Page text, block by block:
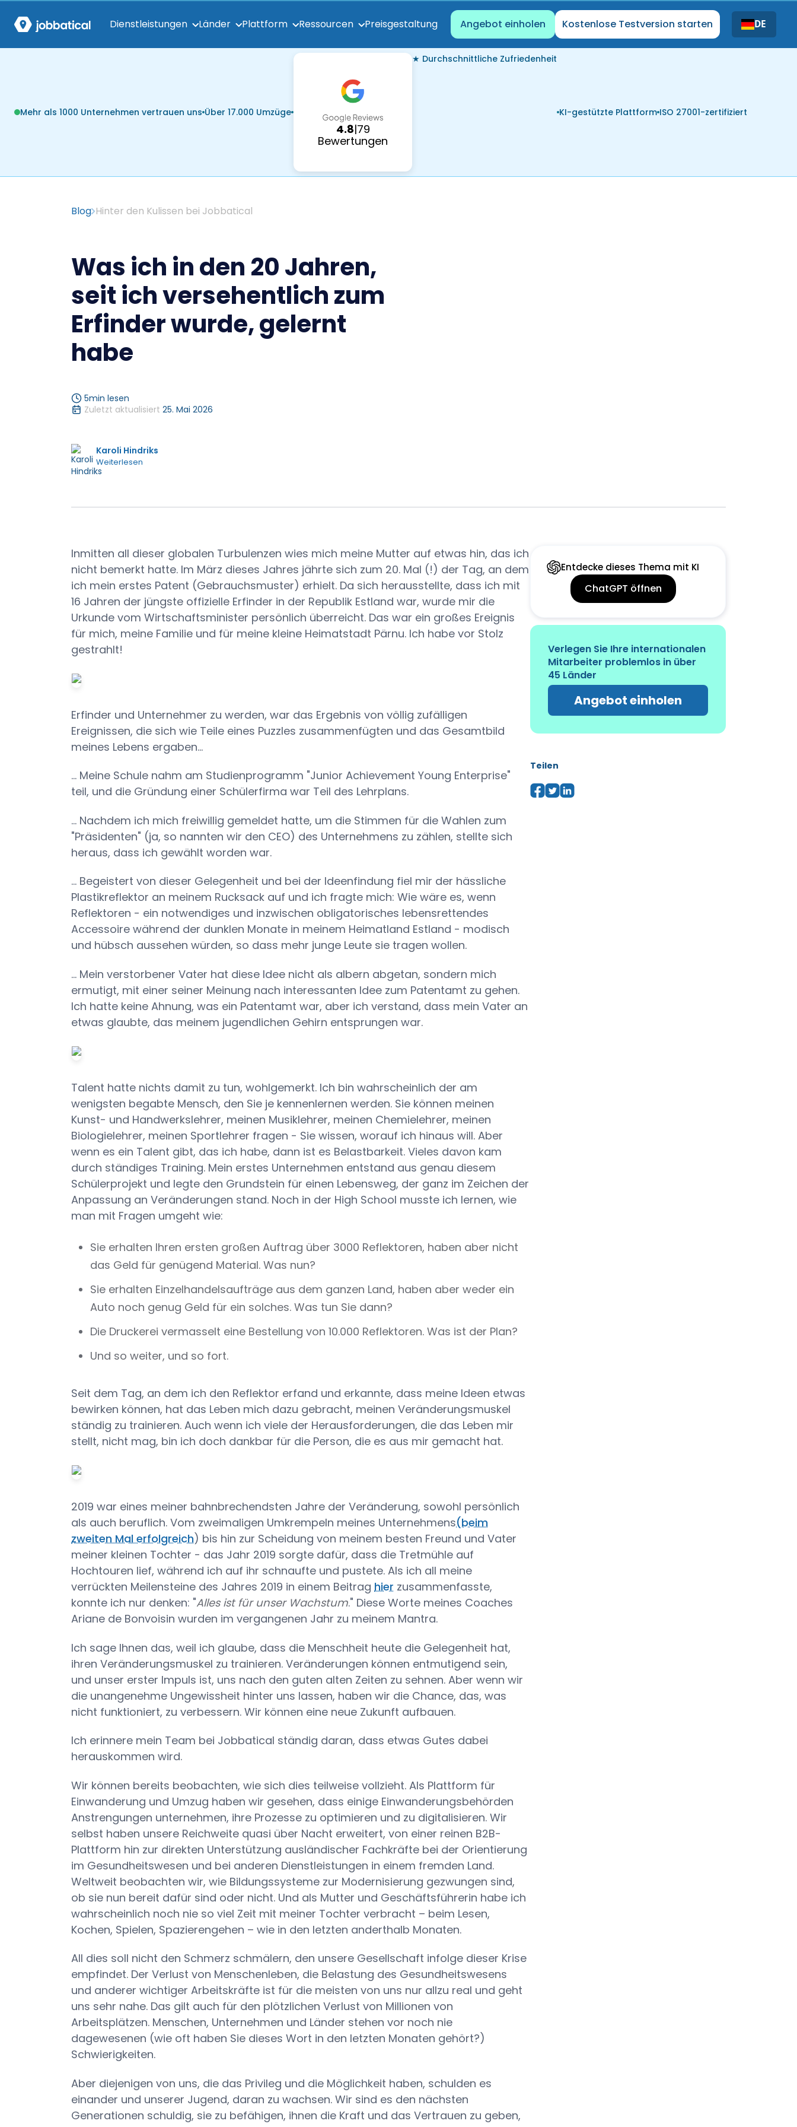
Dienstleistungen Länder Plattform Ressourcen Preisgestaltung Angebot einholen Kostenlose Testversion starten DE
Mehr als 1000 Unternehmen vertrauen uns Über 17.000 Umzüge
4.8|79
Bewertungen
★ Durchschnittliche Zufriedenheit
KI-gestützte Plattform ISO 27001-zertifiziert
Blog Hinter den Kulissen bei Jobbatical
Was ich in den 20 Jahren,
seit ich versehentlich zum
Erfinder wurde, gelernt
habe
5min lesen
Zuletzt aktualisiert 25. Mai 2026
Karoli Hindriks
Weiterlesen
Inmitten all dieser globalen Turbulenzen wies mich meine Mutter auf etwas hin, das ich
nicht bemerkt hatte. Im März dieses Jahres jährte sich zum 20. Mal (!) der Tag, an dem
ich mein erstes Patent (Gebrauchsmuster) erhielt. Da sich herausstellte, dass ich mit
16 Jahren der jüngste offizielle Erfinder in der Republik Estland war, wurde mir die
Urkunde vom Wirtschaftsminister persönlich überreicht. Das war ein großes Ereignis
für mich, meine Familie und für meine kleine Heimatstadt Pärnu. Ich habe vor Stolz
gestrahlt!
Erfinder und Unternehmer zu werden, war das Ergebnis von völlig zufälligen
Ereignissen, die sich wie Teile eines Puzzles zusammenfügten und das Gesamtbild
meines Lebens ergaben...
... Meine Schule nahm am Studienprogramm "Junior Achievement Young Enterprise"
teil, und die Gründung einer Schülerfirma war Teil des Lehrplans.
... Nachdem ich mich freiwillig gemeldet hatte, um die Stimmen für die Wahlen zum
"Präsidenten" (ja, so nannten wir den CEO) des Unternehmens zu zählen, stellte sich
heraus, dass ich gewählt worden war.
... Begeistert von dieser Gelegenheit und bei der Ideenfindung fiel mir der hässliche
Plastikreflektor an meinem Rucksack auf und ich fragte mich: Wie wäre es, wenn
Reflektoren - ein notwendiges und inzwischen obligatorisches lebensrettendes
Accessoire während der dunklen Monate in meinem Heimatland Estland - modisch
und hübsch aussehen würden, so dass mehr junge Leute sie tragen wollen.
... Mein verstorbener Vater hat diese Idee nicht als albern abgetan, sondern mich
ermutigt, mit einer seiner Meinung nach interessanten Idee zum Patentamt zu gehen.
Ich hatte keine Ahnung, was ein Patentamt war, aber ich verstand, dass mein Vater an
etwas glaubte, das meinem jugendlichen Gehirn entsprungen war.
Talent hatte nichts damit zu tun, wohlgemerkt. Ich bin wahrscheinlich der am
wenigsten begabte Mensch, den Sie je kennenlernen werden. Sie können meinen
Kunst- und Handwerkslehrer, meinen Musiklehrer, meinen Chemielehrer, meinen
Biologielehrer, meinen Sportlehrer fragen - Sie wissen, worauf ich hinaus will. Aber
wenn es ein Talent gibt, das ich habe, dann ist es Belastbarkeit. Vieles davon kam
durch ständiges Training. Mein erstes Unternehmen entstand aus genau diesem
Schülerprojekt und legte den Grundstein für einen Lebensweg, der ganz im Zeichen der
Anpassung an Veränderungen stand. Noch in der High School musste ich lernen, wie
man mit Fragen umgeht wie:
Sie erhalten Ihren ersten großen Auftrag über 3000 Reflektoren, haben aber nicht
das Geld für genügend Material. Was nun?
Sie erhalten Einzelhandelsaufträge aus dem ganzen Land, haben aber weder ein
Auto noch genug Geld für ein solches. Was tun Sie dann?
Die Druckerei vermasselt eine Bestellung von 10.000 Reflektoren. Was ist der Plan?
Und so weiter, und so fort.
Seit dem Tag, an dem ich den Reflektor erfand und erkannte, dass meine Ideen etwas
bewirken können, hat das Leben mich dazu gebracht, meinen Veränderungsmuskel
ständig zu trainieren. Auch wenn ich viele der Herausforderungen, die das Leben mir
stellt, nicht mag, bin ich doch dankbar für die Person, die es aus mir gemacht hat.
2019 war eines meiner bahnbrechendsten Jahre der Veränderung, sowohl persönlich
als auch beruflich. Vom zweimaligen Umkrempeln meines Unternehmens(beim
zweiten Mal erfolgreich) bis hin zur Scheidung von meinem besten Freund und Vater
meiner kleinen Tochter - das Jahr 2019 sorgte dafür, dass die Tretmühle auf
Hochtouren lief, während ich auf ihr schnaufte und pustete. Als ich all meine
verrückten Meilensteine des Jahres 2019 in einem Beitrag hier zusammenfasste,
konnte ich nur denken: "Alles ist für unser Wachstum." Diese Worte meines Coaches
Ariane de Bonvoisin wurden im vergangenen Jahr zu meinem Mantra.
Ich sage Ihnen das, weil ich glaube, dass die Menschheit heute die Gelegenheit hat,
ihren Veränderungsmuskel zu trainieren. Veränderungen können entmutigend sein,
und unser erster Impuls ist, uns nach den guten alten Zeiten zu sehnen. Aber wenn wir
die unangenehme Ungewissheit hinter uns lassen, haben wir die Chance, das, was
nicht funktioniert, zu verbessern. Wir können eine neue Zukunft aufbauen.
Ich erinnere mein Team bei Jobbatical ständig daran, dass etwas Gutes dabei
herauskommen wird.
Wir können bereits beobachten, wie sich dies teilweise vollzieht. Als Plattform für
Einwanderung und Umzug haben wir gesehen, dass einige Einwanderungsbehörden
Anstrengungen unternehmen, ihre Prozesse zu optimieren und zu digitalisieren. Wir
selbst haben unsere Reichweite quasi über Nacht erweitert, von einer reinen B2B-
Plattform hin zur direkten Unterstützung ausländischer Fachkräfte bei der Orientierung
im Gesundheitswesen und bei anderen Dienstleistungen in einem fremden Land.
Weltweit beobachten wir, wie Bildungssysteme zur Modernisierung gezwungen sind,
ob sie nun bereit dafür sind oder nicht. Und als Mutter und Geschäftsführerin habe ich
wahrscheinlich noch nie so viel Zeit mit meiner Tochter verbracht – beim Lesen,
Kochen, Spielen, Spazierengehen – wie in den letzten anderthalb Monaten.
All dies soll nicht den Schmerz schmälern, den unsere Gesellschaft infolge dieser Krise
empfindet. Der Verlust von Menschenleben, die Belastung des Gesundheitswesens
und anderer wichtiger Arbeitskräfte ist für die meisten von uns nur allzu real und geht
uns sehr nahe. Das gilt auch für den plötzlichen Verlust von Millionen von
Arbeitsplätzen. Menschen, Unternehmen und Länder stehen vor noch nie
dagewesenen (wie oft haben Sie dieses Wort in den letzten Monaten gehört?)
Schwierigkeiten.
Aber diejenigen von uns, die das Privileg und die Möglichkeit haben, schulden es
einander und unserer Jugend, daran zu wachsen. Wir sind es den nächsten
Generationen schuldig, sie zu befähigen, ihnen die Kraft und das Vertrauen zu geben,
Entdecke dieses Thema mit KI
ChatGPT öffnen
Verlegen Sie Ihre internationalen
Mitarbeiter problemlos in über
45 Länder
Angebot einholen
Teilen